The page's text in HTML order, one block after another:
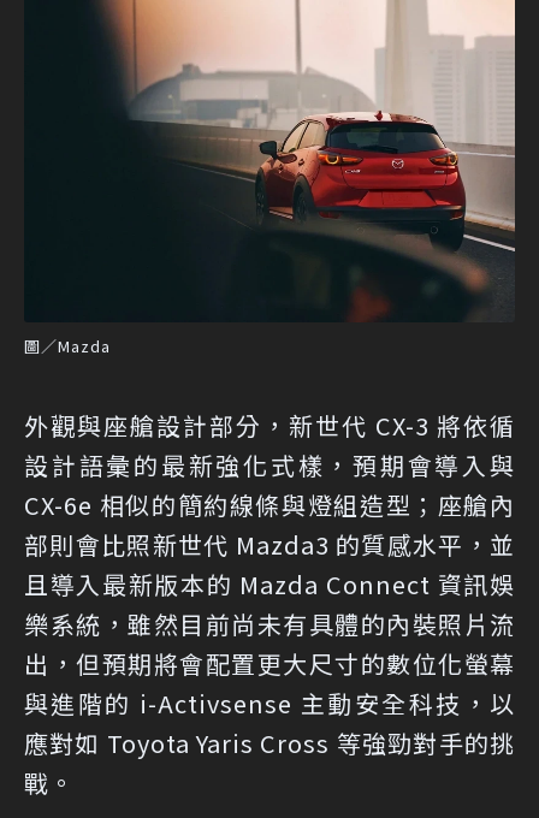
圖／Mazda
外觀與座艙設計部分，新世代 CX-3 將依循
設計語彙的最新強化式樣，預期會導入與
CX-6e 相似的簡約線條與燈組造型；座艙內
部則會比照新世代 Mazda3 的質感水平，並
且導入最新版本的 Mazda Connect 資訊娛
樂系統，雖然目前尚未有具體的內裝照片流
出，但預期將會配置更大尺寸的數位化螢幕
與進階的 i-Activsense 主動安全科技，以
應對如 Toyota Yaris Cross 等強勁對手的挑
戰。